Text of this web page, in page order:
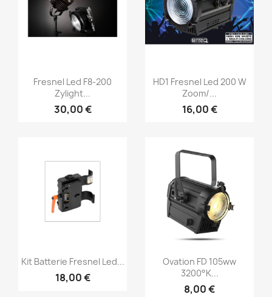
Vorschau
Fresnel Led F8-200
Zylight...
30,00 €
Vorschau
HD1 Fresnel Led 200 W
Zoom/...
16,00 €
Vorschau
Kit Batterie Fresnel Led...
18,00 €
Vorschau
Ovation FD 105ww
3200°K...
8,00 €